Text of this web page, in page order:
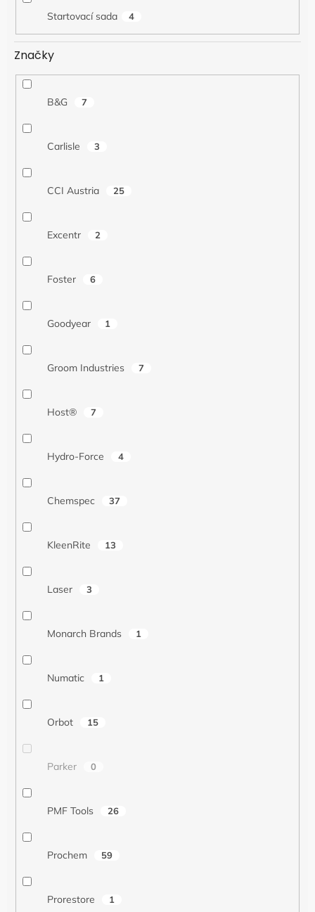
Startovací sada 4
Značky
B&G 7
Carlisle 3
CCI Austria 25
Excentr 2
Foster 6
Goodyear 1
Groom Industries 7
Host® 7
Hydro-Force 4
Chemspec 37
KleenRite 13
Laser 3
Monarch Brands 1
Numatic 1
Orbot 15
Parker 0
PMF Tools 26
Prochem 59
Prorestore 1